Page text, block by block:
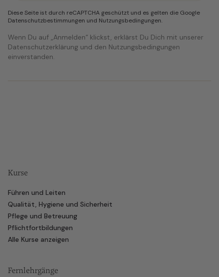
Diese Seite ist durch reCAPTCHA geschützt und es gelten die Google
Datenschutzbestimmungen und Nutzungsbedingungen.
Wenn Du auf „Anmelden“ klickst, erklärst Du Dich mit unserer
Datenschutzerklärung und den Nutzungsbedingungen
einverstanden.
Kurse
Führen und Leiten
Qualität, Hygiene und Sicherheit
Pflege und Betreuung
Pflichtfortbildungen
Alle Kurse anzeigen
Fernlehrgänge